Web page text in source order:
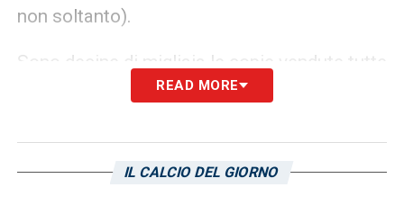
non soltanto).
Sono decine di migliaia le copie vendute tutte
le mattine in edicola, ma un’anteprima dei
già dalla sera precedente. Ecco, allora, le
prime pagine deiQuotidiani Sportividioggi
READ MORE
IL CALCIO DEL GIORNO